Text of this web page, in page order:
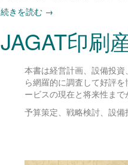
続きを読む →
JAGAT印刷
本書は経営計画、設備投
ら網羅的に調査して好評
ービスの現在と将来性まで
予算策定、戦略検討、設備